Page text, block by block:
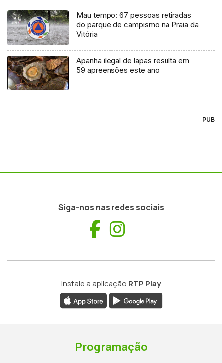
Mau tempo: 67 pessoas retiradas
do parque de campismo na Praia da
Vitória
Apanha ilegal de lapas resulta em
59 apreensões este ano
PUB
Siga-nos nas redes sociais
Facebook
Instale a aplicação RTP Play
Programação